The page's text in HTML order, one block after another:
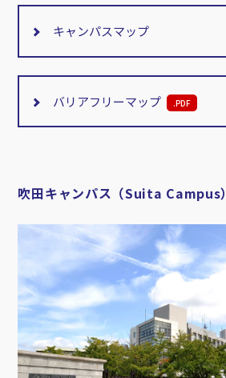
キャンパスマップ
バリアフリーマップ .PDF
吹田キャンパス（Suita Campus）